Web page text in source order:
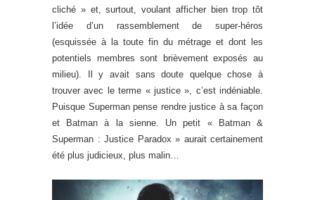
cliché » et, surtout, voulant afficher bien trop tôt
l’idée d’un rassemblement de super-héros
(esquissée à la toute fin du métrage et dont les
potentiels membres sont brièvement exposés au
milieu). Il y avait sans doute quelque chose à
trouver avec le terme « justice », c’est indéniable.
Puisque Superman pense rendre justice à sa façon
et Batman à la sienne. Un petit « Batman &
Superman : Justice Paradox » aurait certainement
été plus judicieux, plus malin…